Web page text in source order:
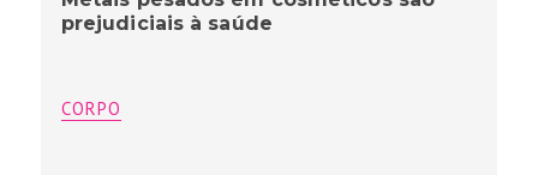
prejudiciais à saúde
CORPO